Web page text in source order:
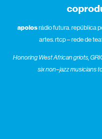
apoiosrádio futura. república
artes. rtcp – rede de
Honoring West Africangriots,
six non–jazzmusicians